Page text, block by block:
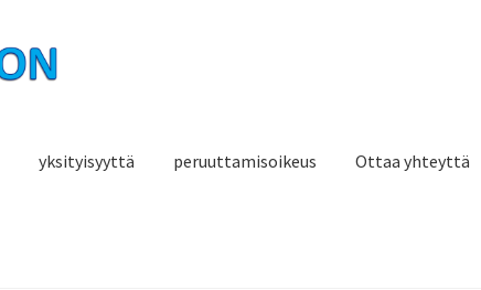
yksityisyyttä peruuttamisoikeus Ottaa yhteyttä